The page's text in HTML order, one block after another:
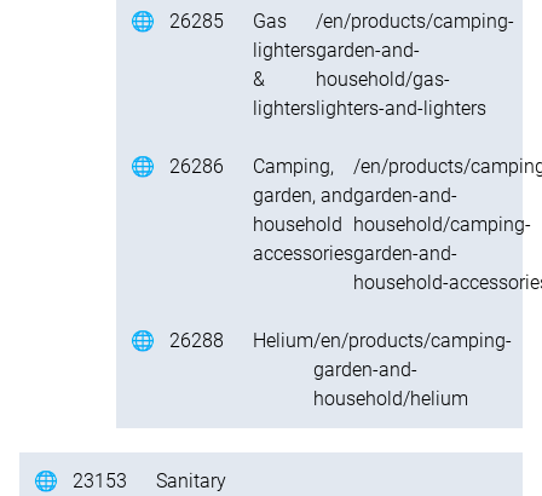
🌐 26285
Gas
lighters
&
lighters
/en/products/camping-
garden-and-
household/gas-
lighters-and-lighters
🌐 26286
Camping,
garden, and
household
accessories
/en/products/
garden-and-
household/camping-
garden-and-
household-
🌐 26288 Helium/en/products/camping-
garden-and-
household/helium
🌐 23153 Sanitary